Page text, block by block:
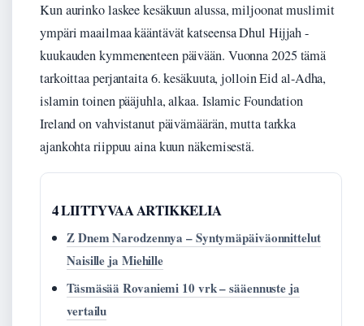
Kun aurinko laskee kesäkuun alussa, miljoonat muslimit
ympäri maailmaa kääntävät katseensa Dhul Hijjah -
kuukauden kymmenenteen päivään. Vuonna 2025 tämä
tarkoittaa perjantaita 6. kesäkuuta, jolloin Eid al-Adha,
islamin toinen pääjuhla, alkaa. Islamic Foundation
Ireland on vahvistanut päivämäärän, mutta tarkka
ajankohta riippuu aina kuun näkemisestä.
4 LIITTYVAA ARTIKKELIA
Z Dnem Narodzennya – Syntymäpäiväonnittelut
Naisille ja Miehille
Täsmäsää Rovaniemi 10 vrk – sääennuste ja
vertailu